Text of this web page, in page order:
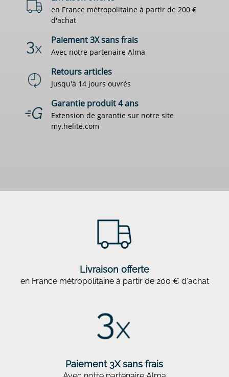
en France métropolitaine à partir de 200 €
d'achat
Paiement 3X sans frais
Avec notre partenaire Alma
Retours articles
Jusqu'à 14 jours ouvrés
Garantie produit 4 ans
Extension de garantie sur notre site
my.helite.com
Livraison offerte
en France métropolitaine à partir de 200 € d'achat
Paiement 3X sans frais